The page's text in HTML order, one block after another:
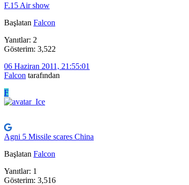
F.15 Air show
Başlatan Falcon
Yanıtlar: 2
Gösterim: 3,522
06 Haziran 2011, 21:55:01
Falcon tarafından
F
Agni 5 Missile scares China
Başlatan Falcon
Yanıtlar: 1
Gösterim: 3,516